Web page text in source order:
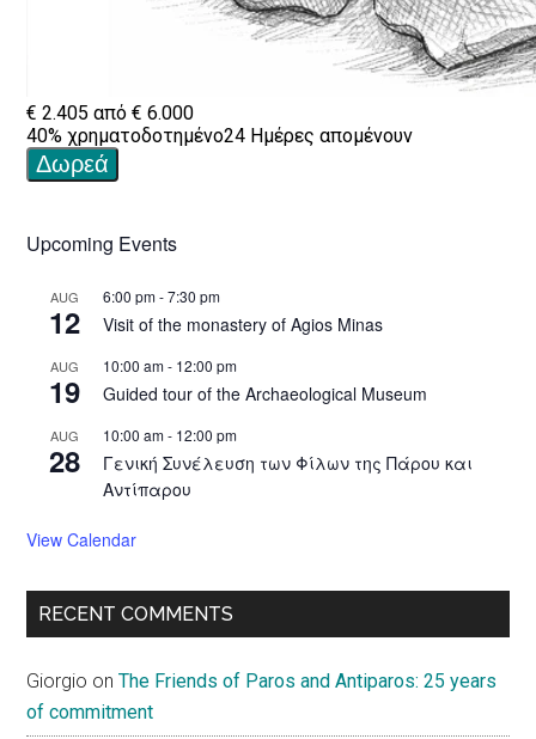
Upcoming Events
AUG
12
6:00 pm-7:30 pm
Visit of the monastery of Agios Minas
AUG
19
10:00 am- 12:00 pm
Guided tour of the Archaeological Museum
AUG
28
10:00 am- 12:00 pm
Γενική Συνέλευση των Φίλων της Πάρου και
Αντίπαρου
View Calendar
RECENT COMMENTS
Giorgio onThe Friends of Paros and Antiparos: 25 years
of commitment